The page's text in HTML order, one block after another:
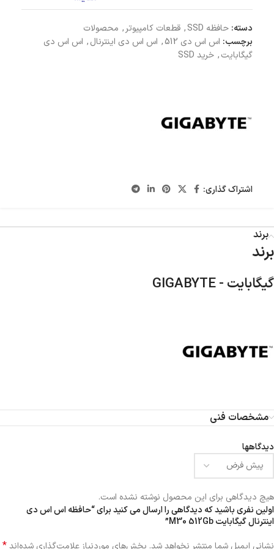
دسته: حافظه SSD , قطعات کامپیوتر , محصولات
برچسب: اس اس دی 512 , اس اس دی اینترنال, اس اس دی
گیگابایت, خرید SSD
اشتراک گذاری:
برند
برند
گیگابایت - GIGABYTE
مشخصات فنی
دیدگاهها
هیچ دیدگاهی برای این محصول نوشته نشده است.
اولین نفری باشید که دیدگاهی را ارسال می کنید برای “حافظه اس اس دی
اینترنال گیگابایت M30 512Gb”
نشانی ایمیل شما منتشر نخواهد شد. بخش‌های موردنیاز علامت‌گذاری شده‌اند*